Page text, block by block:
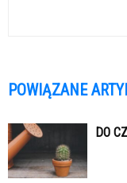
POWIĄZANE
DO